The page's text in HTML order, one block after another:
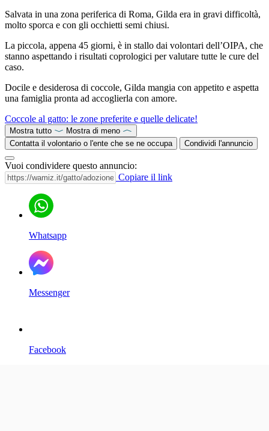
Salvata in una zona periferica di Roma, Gilda era in gravi difficoltà,
molto sporca e con gli occhietti semi chiusi.
La piccola, appena 45 giorni, è in stallo dai volontari dell’OIPA, che
stanno aspettando i risultati coprologici per valutare tutte le cure del
caso.
Docile e desiderosa di coccole, Gilda mangia con appetito e aspetta
una famiglia pronta ad accoglierla con amore.
Coccole al gatto: le zone preferite e quelle delicate!
Mostra tutto
Mostra di meno
Contatta il volontario o l'ente che se ne occupa
Condividi l'annuncio
Vuoi condividere questo annuncio:
Copiare il link
Whatsapp
Messenger
Facebook